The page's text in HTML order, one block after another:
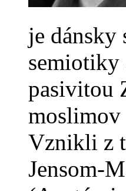
je dánsky
semiotiky
pasivitou
moslimov
Vznikli z
Jensom-